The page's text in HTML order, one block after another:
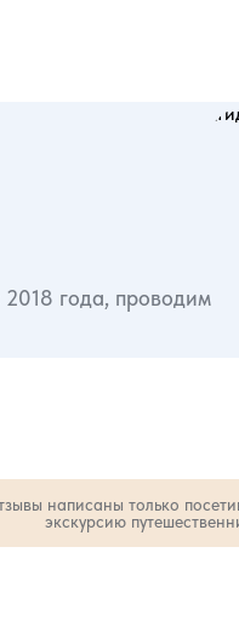
2018 года, проводим
написаны только
экскурсию